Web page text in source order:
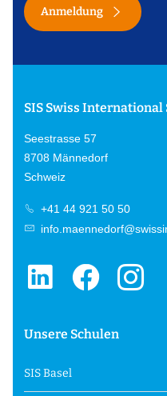
Anmeldung
SIS Swiss
Seestrasse 57
8708 Männedorf
Schweiz
+41 44 921 50 50
Unsere Schulen
SIS Basel